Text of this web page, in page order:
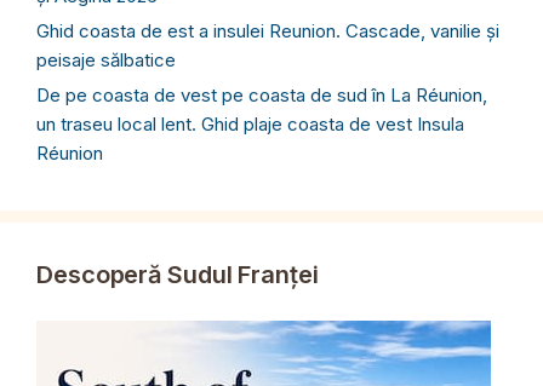
Ghid coasta de est a insulei Reunion. Cascade, vanilie și
peisaje sălbatice
De pe coasta de vest pe coasta de sud în La Réunion,
un traseu local lent. Ghid plaje coasta de vest Insula
Réunion
Descoperă Sudul Franței